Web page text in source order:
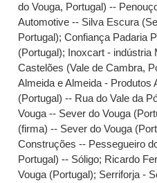
do Vouga, Portugal) --
Automotive -- Silva Escura
Portugal);Confiança Padaria
(Portugal); Inoxcart - indústria
Castelões (Vale de Cambra,
Almeida e Almeida - Produtos
(Portugal) -- Rua do Vale da
Vouga -- Sever do Vouga
(firma) -- Sever do Vouga
Construções -- Pessegueiro
Portugal) -- Sóligo; Ricardo
Vouga (Portugal); Serriforja -